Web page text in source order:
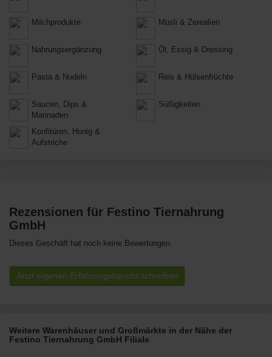
Milchprodukte Müsli & Zerealien
Nahrungsergänzung Öl, Essig & Dressing
Pasta & Nudeln Reis & Hülsenfrüchte
Saucen, Dips &
Marinaden
Süßigkeiten
Konfitüren, Honig &
Aufstriche
Rezensionen für Festino Tiernahrung
GmbH
Dieses Geschäft hat noch keine Bewertungen.
Jetzt eigenen Erfahrungsbericht schreiben
Weitere Warenhäuser und Großmärkte in der Nähe der
Festino Tiernahrung GmbH Filiale